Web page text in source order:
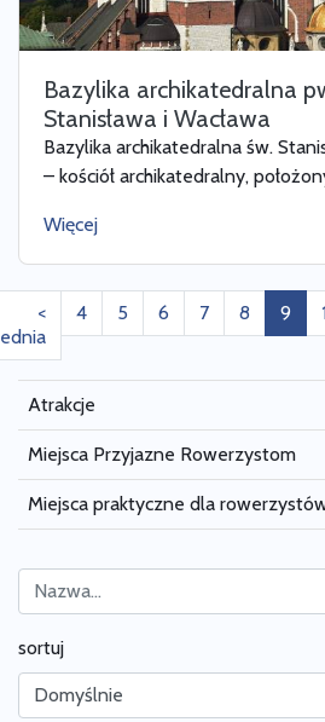
Bazylika archikatedralna
Stanisława i Wacława
Bazylika archikatedralna św.
– kościół archikatedralny,
Więcej
<
4 5 6 7 8 9
Atrakcje
Miejsca Przyjazne Rowerzystom
Miejsca praktyczne dla
sortuj